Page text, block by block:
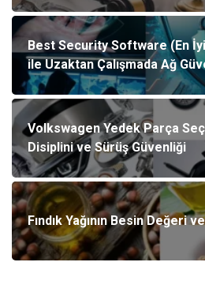
Best Security Software (En İyi
ile Uzaktan Çalışmada Ağ
Volkswagen Yedek Parça
Disiplini ve Sürüş Güvenliği
Fındık Yağının Besin Değeri